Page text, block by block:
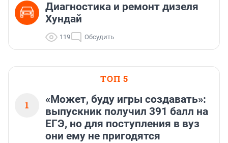
Диагностика и ремонт дизеля
Хундай
119 Обсудить
ТОП 5
1
«Может, буду игры создавать»:
выпускник получил 391 балл на
ЕГЭ, но для поступления в вуз
они ему не пригодятся